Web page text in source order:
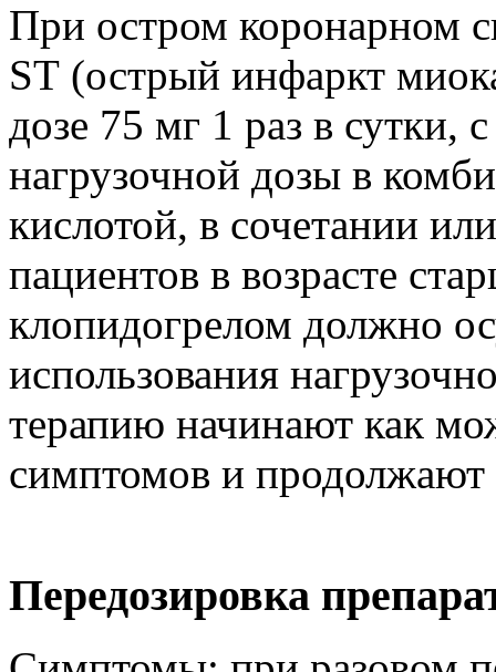
При остром коронарном
SТ (острый инфаркт
дозе 75 мг 1 раз в сутки,
нагрузочной дозы в
кислотой, в сочетании
пациентов в возрасте
клопидогрелом должно
использования
терапию начинают как
симптомов и
Передозировка